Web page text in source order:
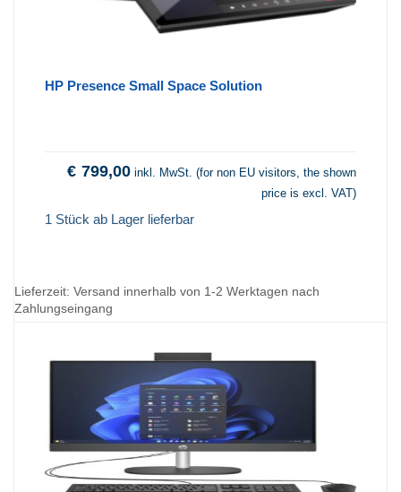
HP Presence Small Space Solution
€ 799,00 inkl. MwSt. (for non EU visitors, the shown
price is excl. VAT)
1 Stück ab Lager lieferbar
Lieferzeit: Versand innerhalb von 1-2 Werktagen nach
Zahlungseingang